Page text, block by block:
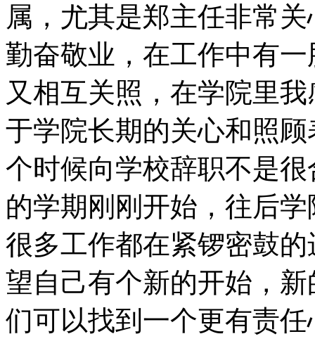
属，尤其是郑主任非常
勤奋敬业，在工作中有
又相互关照，在学院里
于学院长期的关心和照
个时候向学校辞职不是
的学期刚刚开始，往后
很多工作都在紧锣密鼓
望自己有个新的开始，
们可以找到一个更有责